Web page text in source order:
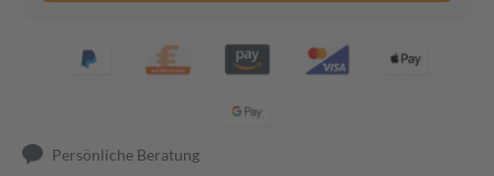
Persönliche Beratung